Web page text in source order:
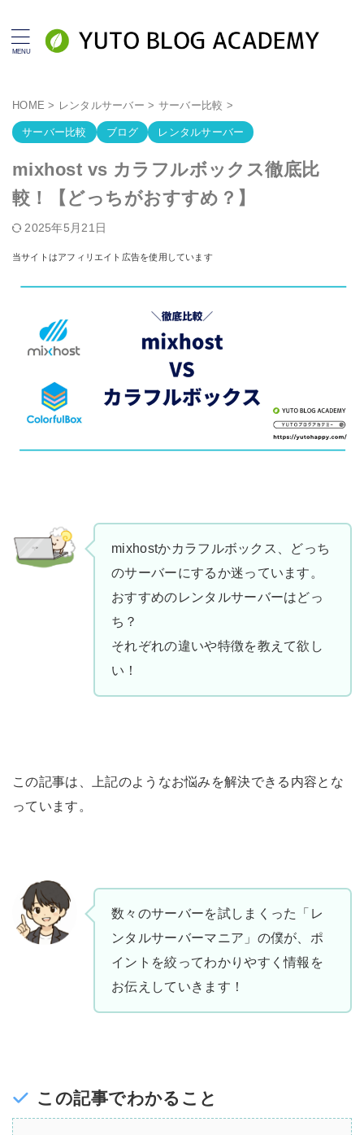
HOME > レンタルサーバー > サーバー比較 >
サーバー比較 ブログ レンタルサーバー
mixhost vs カラフルボックス徹底比
較！【どっちがおすすめ？】
2025年5月21日
当サイトはアフィリエイト広告を使用しています
mixhostかカラフルボックス、どっち
のサーバーにするか迷っています。
おすすめのレンタルサーバーはどっ
ち？
それぞれの違いや特徴を教えて欲し
い！
この記事は、上記のようなお悩みを解決できる内容とな
っています。
数々のサーバーを試しまくった「レ
ンタルサーバーマニア」の僕が、ポ
イントを絞ってわかりやすく情報を
お伝えしていきます！
この記事でわかること